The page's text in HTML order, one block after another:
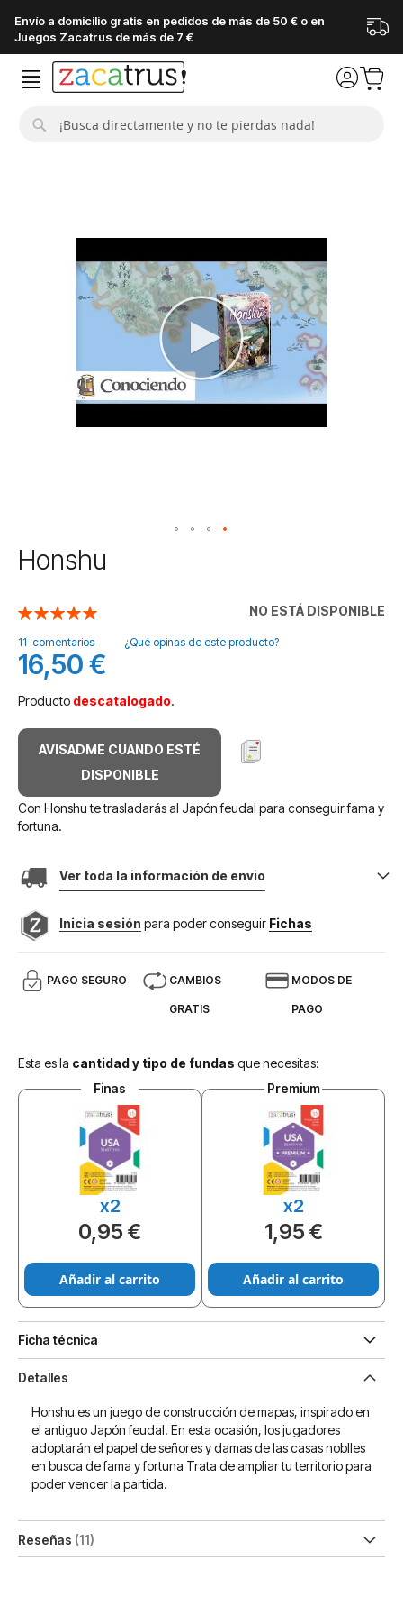
Envío a domicilio gratis en pedidos de más de 50 € o en
Juegos Zacatrus de más de 7 €
Saltar
al
de
la
galería
de
imágenes
Honshu
NO ESTÁ DISPONIBLE
Valoración:
11 comentarios ¿Qué opinas de este producto?
16,50 €
Producto descatalogado.
AVISADME CUANDO ESTÉ
DISPONIBLE
Con Honshu te trasladarás al Japón feudal para conseguir fama y
fortuna.
Ver toda la información de envio
Inicia sesión para poder conseguir Fichas
PAGO SEGURO CAMBIOS
GRATIS
MODOS DE
PAGO
Esta es la cantidad y tipo de fundas que necesitas:
Finas
x2
0,95 €
Añadir al carrito
Premium
x2
1,95 €
Añadir al carrito
Ficha técnica
Detalles
Honshu es un juego de construcción de mapas, inspirado en
el antiguo Japón feudal. En esta ocasión, los jugadores
adoptarán el papel de señores y damas de las casas noblles
en busca de fama y fortuna Trata de ampliar tu territorio para
poder vencer la partida.
Reseñas 11